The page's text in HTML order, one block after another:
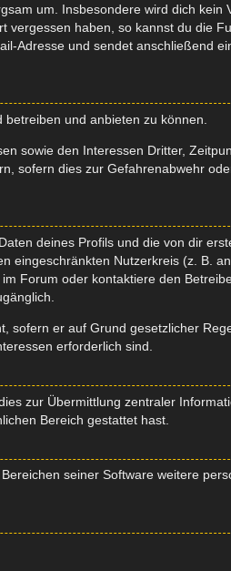
um. Insbesondere wird dich kein
vergessen haben, so kannst du die
Adresse und sendet anschließend
und anbieten zu können.
sowie den Interessen Dritter,
sofern dies zur Gefahrenabwehr
deines Profils und die von dir
eingeschränkten Nutzerkreis (z. B.
Forum oder kontaktiere den
sofern er auf Grund gesetzlicher
erforderlich sind.
zur Übermittlung zentraler
Bereich gestattet hast.
seiner Software weitere